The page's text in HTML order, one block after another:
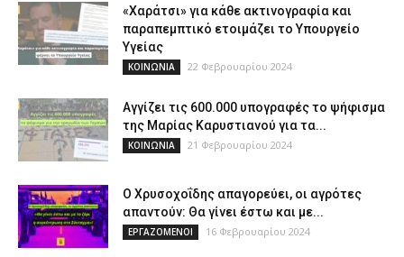
«Χαράτσι» για κάθε ακτινογραφία και
παραπεμπτικό ετοιμάζει το Υπουργείο
Υγείας
ΚΟΙΝΩΝΙΑ 22 Φεβρουαρίου 2024
Αγγίζει τις 600.000 υπογραφές το ψήφισμα
της Μαρίας Καρυστιανού για τα...
ΚΟΙΝΩΝΙΑ 21 Φεβρουαρίου 2024
Ο Χρυσοχοΐδης απαγορεύει, οι αγρότες
απαντούν: Θα γίνει έστω και με...
ΕΡΓΑΖΟΜΕΝΟΙ 16 Φεβρουαρίου 2024